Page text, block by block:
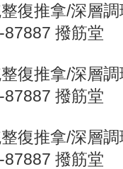
復推拿/深層
撥筋堂
復推拿/深層
撥筋堂
復推拿/深層
撥筋堂